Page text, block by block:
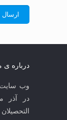
درباره ی
وب سایت